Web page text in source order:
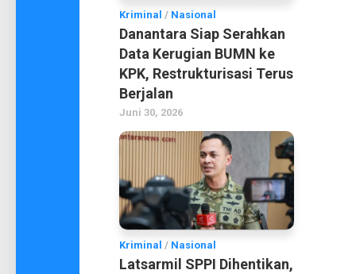
Kriminal / Nasional
Danantara Siap Serahkan
Data Kerugian BUMN ke
KPK, Restrukturisasi Terus
Berjalan
Juni 30, 2026
Kriminal / Nasional
Latsarmil SPPI Dihentikan,